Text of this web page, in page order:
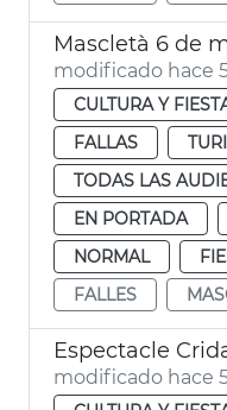
Mascletà 6 de
modificado hace
CULTURA Y
FALLAS
TODAS LAS
EN PORTADA
NORMAL
FALLES
Espectacle
modificado hace